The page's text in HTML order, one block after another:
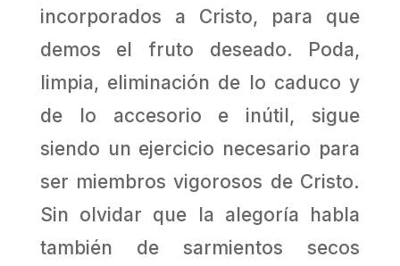
incorporados a Cristo, para que
demos el fruto deseado. Poda,
limpia, eliminación de lo caduco y
de lo accesorio e inútil, sigue
siendo un ejercicio necesario para
ser miembros vigorosos de Cristo.
Sin olvidar que la alegoría habla
también de sarmientos secos